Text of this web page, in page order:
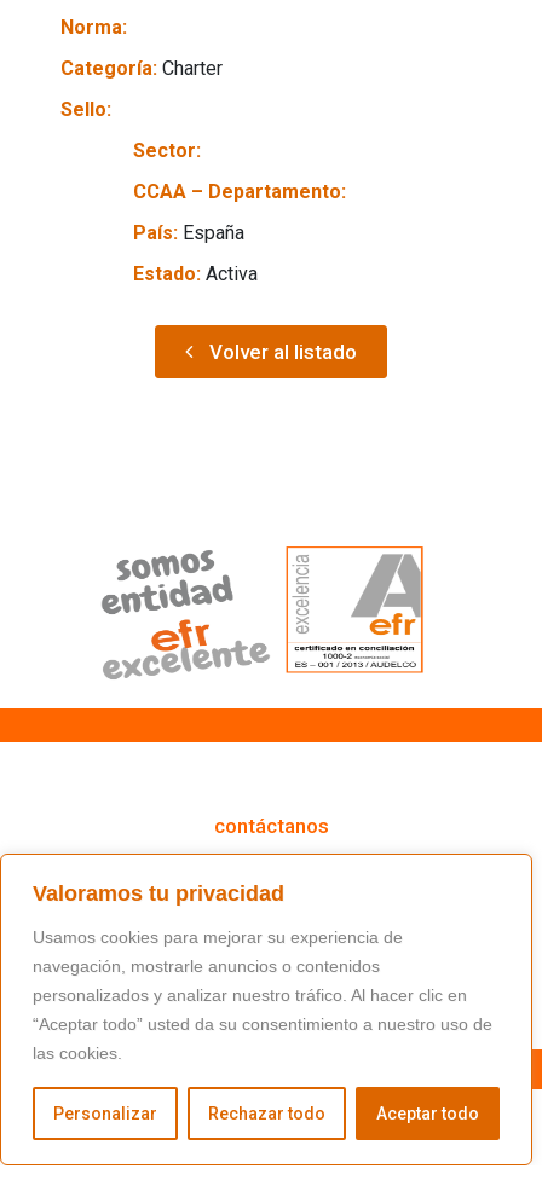
Valoramos tu privacidad
Usamos cookies para mejorar su experiencia de
navegación, mostrarle anuncios o contenidos
personalizados y analizar nuestro tráfico. Al hacer clic en
“Aceptar todo” usted da su consentimiento a nuestro uso de
las cookies.
Personalizar Rechazar todo Aceptar todo
Norma:
Categoría: Charter
Sello:
Sector:
CCAA – Departamento:
País: España
Estado: Activa
Volver al listado
contáctanos
(+34) 91 766 98 56 / fundacion@masfamilia.org
síguenos en nuestras redes sociales